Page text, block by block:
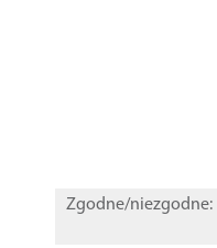
Zgodne/niezgodne: